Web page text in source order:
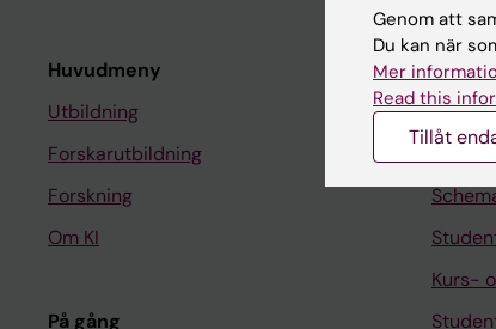
Huvudmeny
Utbildning
Forskarutbildning
Forskning
Om KI
På gång
Ladok
Kurs-
Genom att
Du kan när
Mer
Read this
Tillåt